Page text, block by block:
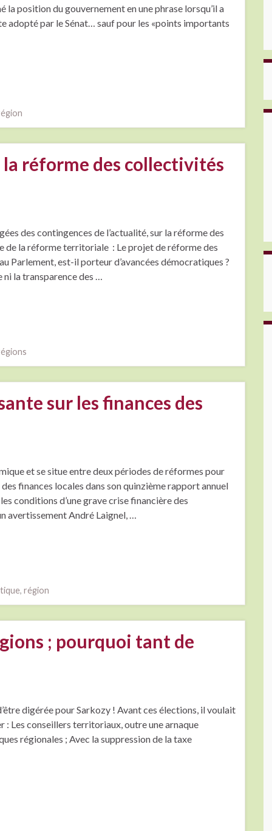
position du gouvernement en une phrase lorsqu’il a
adopté par le Sénat… sauf pour les «points importants
réforme des collectivités
des contingences de l’actualité, sur la réforme des
de la réforme territoriale : Le projet de réforme des
Parlement, est-il porteur d’avancées démocratiques ?
ni la transparence des …
sur les finances des
et se situe entre deux périodes de réformes pour
finances locales dans son quinzième rapport annuel
conditions d’une grave crise financière des
avertissement André Laignel, …
, région
; pourquoi tant de
digérée pour Sarkozy ! Avant ces élections, il voulait
Les conseillers territoriaux, outre une arnaque
régionales ; Avec la suppression de la taxe